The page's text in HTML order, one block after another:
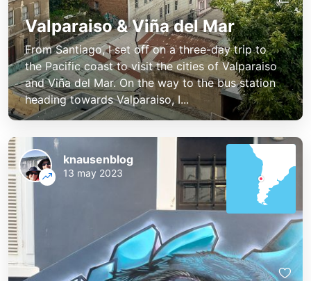
Valparaiso & Viña del Mar
From Santiago, I set off on a three-day trip to
the Pacific coast to visit the cities of Valparaiso
and Viña del Mar. On the way to the bus station
heading towards Valparaiso, I...
knausenblog
13 may 2023